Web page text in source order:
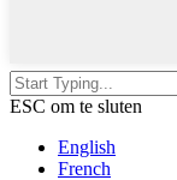
ESC om te sluten
English
French